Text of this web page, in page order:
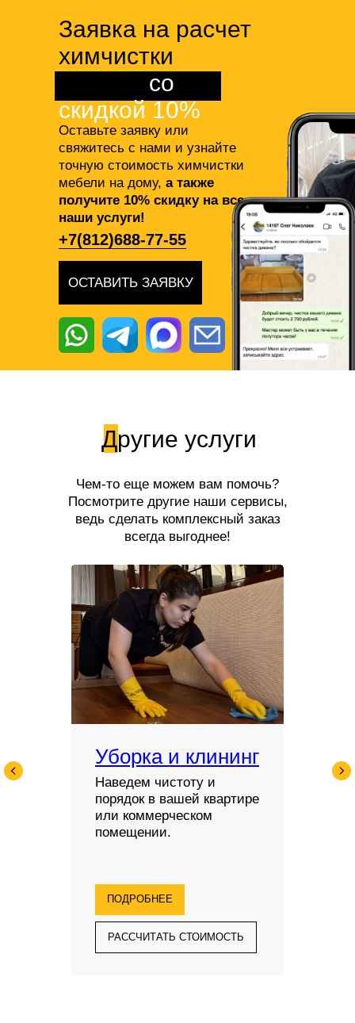
Оставьте заявку или
свяжитесь с нами и узнайте
точную стоимость химчистки
мебели на дому, а также
получите 10% скидку на все
наши услуги!
Заявка на расчет
химчистки
со
скидкой 10%
ОСТАВИТЬ ЗАЯВКУ
+7(812)688-77-55
Другие услуги
Чем-то еще можем вам помочь?
Посмотрите другие наши сервисы,
ведь сделать комплексный заказ
всегда выгоднее!
Уборка и клининг
Наведем чистоту и
порядок в вашей квартире
или коммерческом
помещении.
ПОДРОБНЕЕ
РАССЧИТАТЬ СТОИМОСТЬ